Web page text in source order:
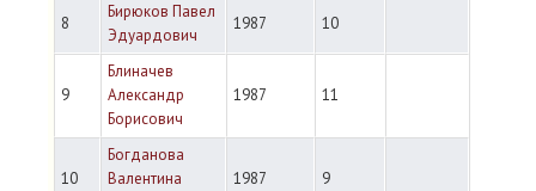
8
Бирюков Павел
Эдуардович
1987 10
9
Блиначев
Александр
Борисович
1987 11
10
Богданова
Валентина
1987 9